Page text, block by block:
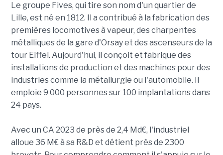
Le groupe Fives, qui tire son nom d'un quartier de
Lille, est né en 1812. Il a contribué à la fabrication des
premières locomotives à vapeur, des charpentes
métalliques de la gare d'Orsay et des ascenseurs de la
tour Eiffel. Aujourd'hui, il conçoit et fabrique des
installations de production et des machines pour des
industries comme la métallurgie ou l'automobile. Il
emploie 9 000 personnes sur 100 implantations dans
24 pays.
Avec un CA 2023 de près de 2,4 Md€, l'industriel
alloue 36 M€ à sa R&D et détient près de 2300